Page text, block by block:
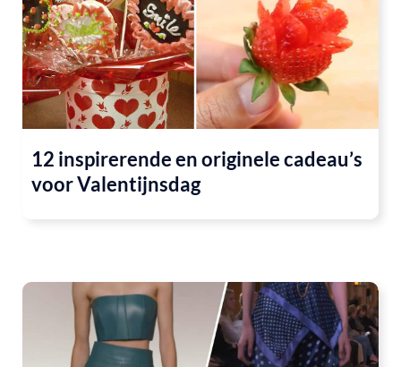
12 inspirerende en originele cadeau’s
voor Valentijnsdag